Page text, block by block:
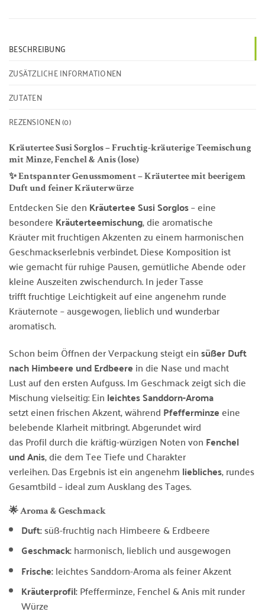
BESCHREIBUNG
ZUSÄTZLICHE INFORMATIONEN
ZUTATEN
REZENSIONEN (0)
Kräutertee Susi Sorglos – Fruchtig-kräuterige Teemischung
mit Minze, Fenchel & Anis (lose)
✨ Entspannter Genussmoment – Kräutertee mit beerigem
Duft und feiner Kräuterwürze
Entdecken Sie den Kräutertee Susi Sorglos– eine
besondere Kräuterteemischung, die aromatische
Kräuter mit fruchtigen Akzenten zu einem harmonischen
Geschmackserlebnis verbindet. Diese Komposition ist
wie gemacht für ruhige Pausen, gemütliche Abende oder
kleine Auszeiten zwischendurch. In jeder Tasse
trifft fruchtige Leichtigkeit auf eine angenehm runde
Kräuternote – ausgewogen, lieblich und wunderbar
aromatisch.
Schon beim Öffnen der Verpackung steigt einsüßer Duft
nach Himbeere und Erdbeere in die Nase und macht
Lust auf den ersten Aufguss. Im Geschmack zeigt sich die
Mischung vielseitig: Ein leichtes Sanddorn-Aroma
setzt einen frischen Akzent, während Pfefferminzeeine
belebende Klarheit mitbringt. Abgerundet wird
das Profil durch die kräftig-würzigen Noten von Fenchel
und Anis, die dem Tee Tiefe und Charakter
verleihen. Das Ergebnis ist ein angenehm liebliches, rundes
Gesamtbild – ideal zum Ausklang des Tages.
🌟 Aroma & Geschmack
Duft:süß-fruchtig nach Himbeere & Erdbeere
Geschmack:harmonisch, lieblich und ausgewogen
Frische:leichtes Sanddorn-Aroma als feiner Akzent
Kräuterprofil:Pfefferminze, Fenchel & Anis mit runder
Würze